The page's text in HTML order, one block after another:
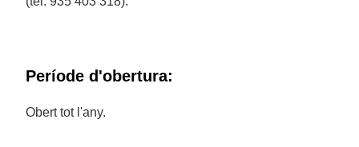
Període d'obertura:
Obert tot l'any.